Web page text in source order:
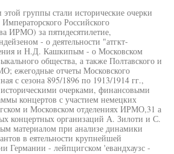
группы стали исторические очерки
Российского
ИРМО) за пятидесятилетие,
- о деятельности "атгкт-
и Н.Д. Кашкипым - о Московском
общества, а также Полтавского и
ежегодные отчеты Московского
с сезона 895/1896 по 1913/1914 гг.,
очерками, финансовыми
концертов с участием немецких
и Московском отделениях ИРМО,31 а
концертных организаций А. Зилоти и С.
материалом при анализе динамики
в еятельности крупнейшей
Германии - лейпцигском 'евандхаузс -